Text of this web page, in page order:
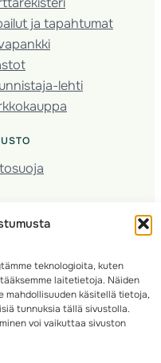
teknologioita, kuten
laitetietoja. Näiden
mahdollisuuden käsitellä tietoja,
tunnuksia tällä sivustolla.
voi vaikuttaa sivuston
ja tapahtumat
lehti
10, 00380 Helsinki, Finland